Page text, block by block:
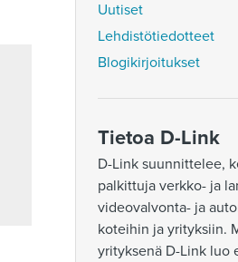
Uutiset
Lehdistötiedotteet
Blogikirjoitukset
Tietoa D-Link
D-Link suunnittelee,
palkittuja verkko- ja
videovalvonta- ja
koteihin ja yrityksiin.
yrityksenä D-Link